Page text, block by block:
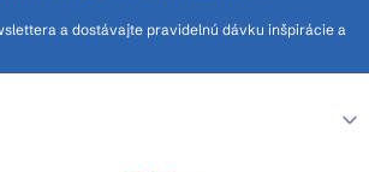
a dostávajte pravidelnú dávku inšpirácie a